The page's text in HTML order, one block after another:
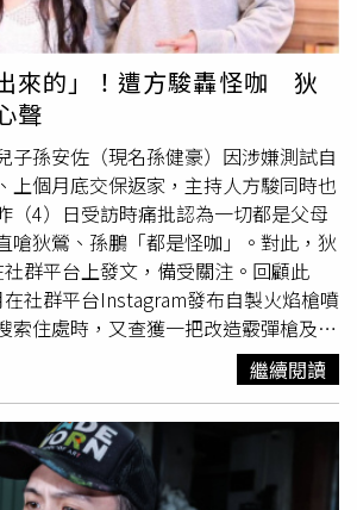
來的」！遭方駿轟怪咖 狄
聲
子孫安佐（現名孫健豪）因涉嫌測試自
上個月底交保返家，主持人方駿同時也
（4）日受訪時痛批認為一切都是父母
嗆狄鶯、孫鵬「都是怪咖」。對此，狄
群平台上發文，備受關注。回顧此
社群平台Instagram發布自製火焰槍噴
索住處時，又查獲一把改造霰彈槍及一
鑑定結果，其中霰彈槍經初步鑑定確認
依公共危險、
及槍砲等罪嫌
後裁定100萬元交保，限制住居於北投
、出海。孫安佐當時受訪表示，自己從
沒有想要傷害任何人，並說「相信法院
。對於此次風波，狄鶯親舅舅、資深藝
繼續閱讀